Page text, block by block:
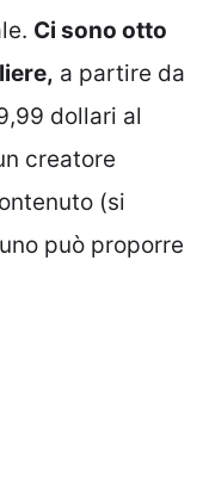
Ci sono otto
a partire da
dollari al
creatore
(si
può proporre